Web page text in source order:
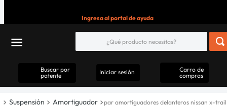
Ingresa al portal de ayuda
Buscar por
patente
Iniciar sesión
Carro de
compras
Suspensión Amortiguador
par amortiguadores delanteros nissan x-trail